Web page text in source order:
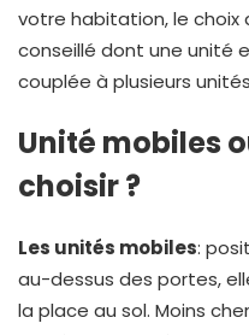
votre habitation, le choix
conseillé dont une unité
couplée à plusieurs
Unité mobiles
choisir ?
Les unités mobiles:
au-dessus des portes,
la place au sol. Moins